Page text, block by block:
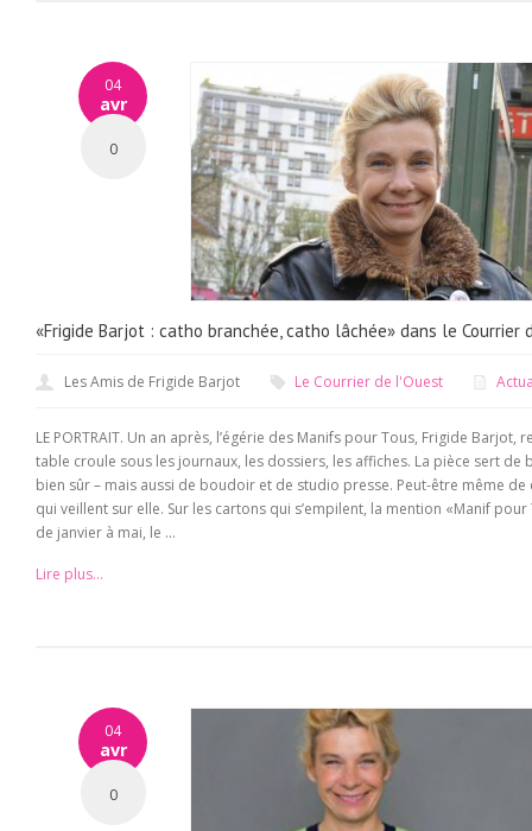
04
avr
0
«Frigide Barjot : catho branchée, catho lâchée» dans le Courrier
Les Amis de Frigide Barjot Le Courrier de l'Ouest
LE PORTRAIT. Un an après, l’égérie des Manifs pour Tous, Frigide
table croule sous les journaux, les dossiers, les affiches. La pièce sert de
bien sûr – mais aussi de boudoir et de studio presse. Peut-être même de
qui veillent sur elle. Sur les cartons qui s’empilent, la mention «Manif
de janvier à mai, le ...
Lire plus...
04
avr
0